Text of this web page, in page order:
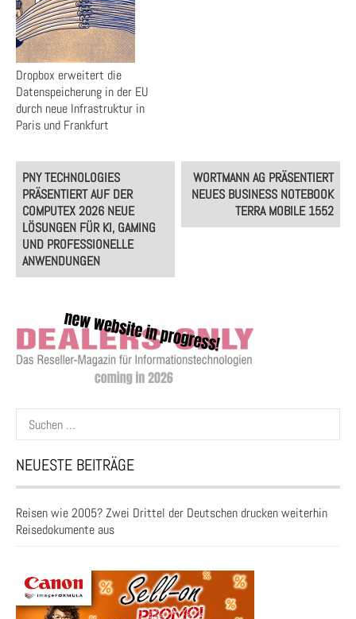
Dropbox erweitert die
Datenspeicherung in der EU
durch neue Infrastruktur in
Paris und Frankfurt
Post
navigation
PNY TECHNOLOGIES
PRÄSENTIERT AUF DER
COMPUTEX 2026 NEUE
LÖSUNGEN FÜR KI, GAMING
UND PROFESSIONELLE
ANWENDUNGEN
WORTMANN AG PRÄSENTIERT
NEUES BUSINESS NOTEBOOK
TERRA MOBILE 1552
Suchen
nach:
NEUESTE BEITRÄGE
Reisen wie 2005? Zwei Drittel der Deutschen drucken weiterhin
Reisedokumente aus